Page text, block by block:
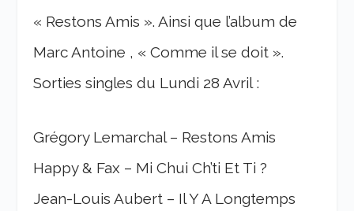
« Restons Amis ». Ainsi que l’album de
Marc Antoine , « Comme il se doit ».
Sorties singles du Lundi 28 Avril :
Grégory Lemarchal – Restons Amis
Happy & Fax – Mi Chui Ch’ti Et Ti ?
Jean-Louis Aubert – Il Y A Longtemps